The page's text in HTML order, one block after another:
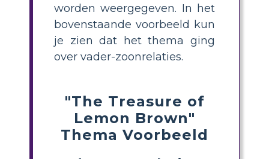
worden weergegeven. In het
bovenstaande voorbeeld kun
je zien dat het thema ging
over vader-zoonrelaties.
"The Treasure of
Lemon Brown"
Thema Voorbeeld